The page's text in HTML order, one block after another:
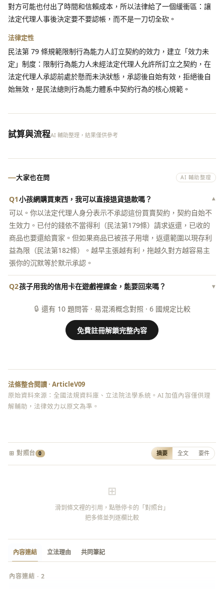
對方可能也付出了時間和信賴成本，所以法律給了一個緩衝區：讓
法定代理人事後決定要不要認帳，而不是一刀切全砍。
法律定性
民法第 79 條規範限制行為能力人訂立契約的效力，建立「效力未
定」制度：限制行為能力人未經法定代理人允許所訂立之契約，在
法定代理人承認前處於懸而未決狀態，承認後自始有效，拒絕後自
始無效，是民法總則行為能力體系中契約行為的核心規範。
試算與流程AI 輔助整理，結果僅供參考
大家也在問 AI 輔助整理
Q1小孩網購買東西，我可以直接退貨退款嗎？ ▾
可以。你以法定代理人身分表示不承認這份買賣契約，契約自始不
生效力。已付的錢依不當得利（民法第179條）請求返還，已收的
商品也要還給賣家。但如果商品已被孩子用壞，返還範圍以現存利
益為限（民法第182條）。越早主張越有利，拖越久對方越容易主
張你的沉默等於默示承認。
Q2孩子用我的信用卡在遊戲裡課金，能要回來嗎？ ▾
🔒 還有 10 題問答 · 易混淆概念對照 · 6 國規定比較
免費註冊解鎖完整內容
法條整合閱讀 · ArticleV09
原始資料來源：全國法規資料庫、立法院法學系統。AI 加值內容僅供理
解輔助，法律效力以原文為準。
⊞ 對照台 0 摘要 全文 要件
⊞
滑到條文裡的引用，點懸停卡的「對照台」
把多條並列逐欄比較
內容連結 立法理由 共同筆記
內容連結 · 2